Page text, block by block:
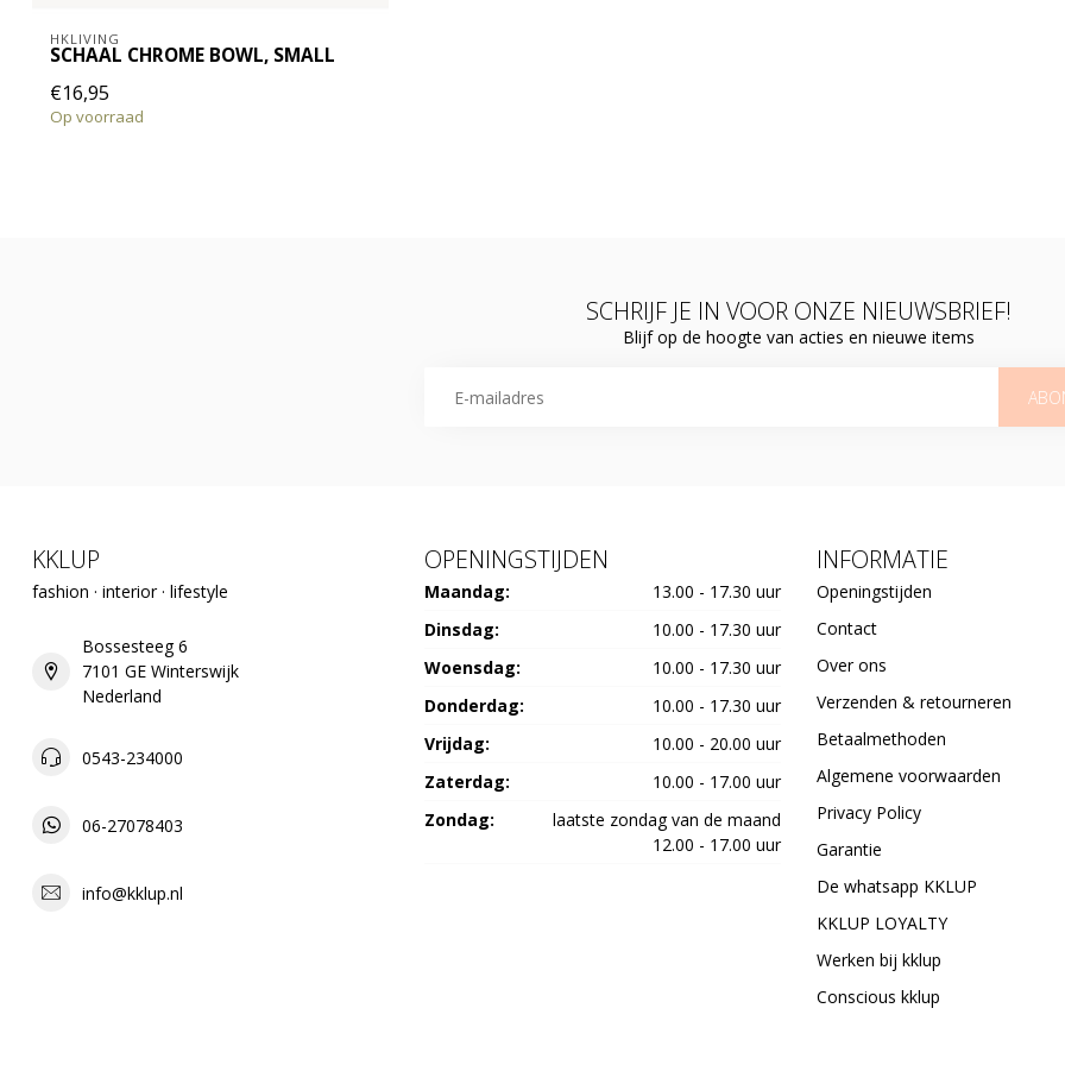
HKLIVING
SCHAAL CHROME BOWL, SMALL
€16,95
Op voorraad
SCHRIJF JE IN VOOR ONZE NIEUWSBRIEF!
Blijf op de hoogte van acties en nieuwe items
KKLUP
fashion · interior · lifestyle
Bossesteeg 6
7101 GE Winterswijk
Nederland
0543-234000
06-27078403
info@kklup.nl
OPENINGSTIJDEN
Maandag:
13.00 - 17.30 uur
Dinsdag:
10.00 - 17.30 uur
Woensdag:
10.00 - 17.30 uur
Donderdag:
10.00 - 17.30 uur
Vrijdag:
10.00 - 20.00 uur
Zaterdag:
10.00 - 17.00 uur
Zondag:
laatste zondag van de maand
12.00 - 17.00 uur
INFORMATIE
Openingstijden
Contact
Over ons
Verzenden & retourneren
Betaalmethoden
Algemene voorwaarden
Privacy Policy
Garantie
De whatsapp KKLUP
KKLUP LOYALTY
Werken bij kklup
Conscious kklup